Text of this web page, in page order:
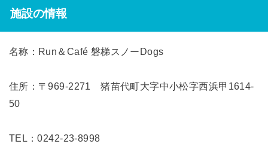
施設の情報
名称：Run＆Café 磐梯スノーDogs
住所：〒969-2271 猪苗代町大字中小松字西浜甲1614-
50
TEL：0242-23-8998